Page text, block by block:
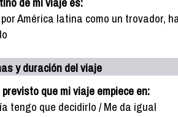
América latina como un trovador,
y duración del viaje
que mi viaje empiece en:
tengo que decidirlo / Me da igual